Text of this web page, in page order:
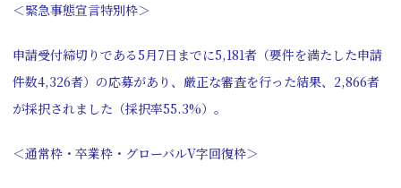
＜緊急事態宣言特別枠＞
申請受付締切りである5月7日までに5,181者（要件を満たした申請
件数4,326者）の応募があり、厳正な審査を行った結果、2,866者
が採択されました（採択率55.3%）。
＜通常枠・卒業枠・グローバルV字回復枠＞